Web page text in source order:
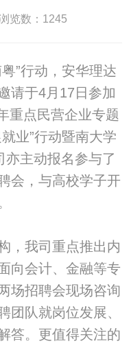
览数：1245
”行动，安华理达
请于4月17日参加
重点民营企业专题
业”行动暨南大学
亦主动报名参与了
会，与高校学子开
，我司重点推出内
向会计、金融等专
场招聘会现场咨询
团队就岗位发展、
答。 更值得关注的